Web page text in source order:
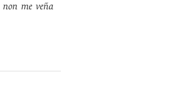
non me veña